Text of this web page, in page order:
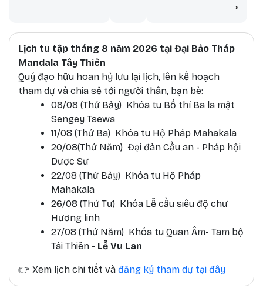
›
Lịch tu tập tháng 8 năm 2026 tại Đại Bảo Tháp
Mandala Tây Thiên
Quý đạo hữu hoan hỷ lưu lại lịch, lên kế hoạch
tham dự và chia sẻ tới người thân, bạn bè:
08/08 (Thứ Bảy) Khóa tu Bố thí Ba la mật
Sengey Tsewa
11/08 (Thứ Ba) Khóa tu Hộ Pháp Mahakala
20/08(Thứ Năm) Đại đàn Cầu an - Pháp hội
Dược Sư
22/08 (Thứ Bảy) Khóa tu Hộ Pháp
Mahakala
26/08 (Thứ Tư) Khóa Lễ cầu siêu độ chư
Hương linh
27/08 (Thứ Năm) Khóa tu Quan Âm- Tam bộ
Tài Thiên - Lễ Vu Lan
👉 Xem lịch chi tiết và đăng ký tham dự tại đây